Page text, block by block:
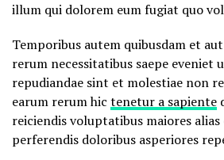
illum qui dolorem eum fugiat quo
Temporibus autem quibusdam et
rerum necessitatibus saepe eveniet
repudiandae sint et molestiae non
earum rerum hic tenetur a sapiente
reiciendis voluptatibus maiores
perferendis doloribus asperiores